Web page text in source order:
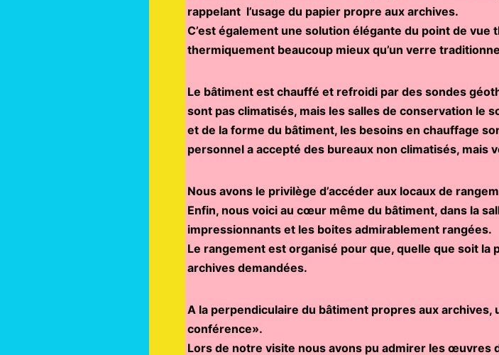
rappelant l’usage du papier propre aux archives.
C’est également une solution élégante du point de
thermiquement beaucoup mieux qu’un verre
Le bâtiment est chauffé et refroidi par des sondes
sont pas climatisés, mais les salles de conservation le
et de la forme du bâtiment, les besoins en chauffage
personnel a accepté des bureaux non climatisés, mais
Nous avons le privilège d’accéder aux locaux de
Enfin, nous voici au cœur même du bâtiment, dans la
impressionnants et les boites admirablement rangées.
Le rangement est organisé pour que, quelle que soit
archives demandées.
A la perpendiculaire du bâtiment propres aux archives,
conférence».
Lors de notre visite nous avons pu admirer les œuvres